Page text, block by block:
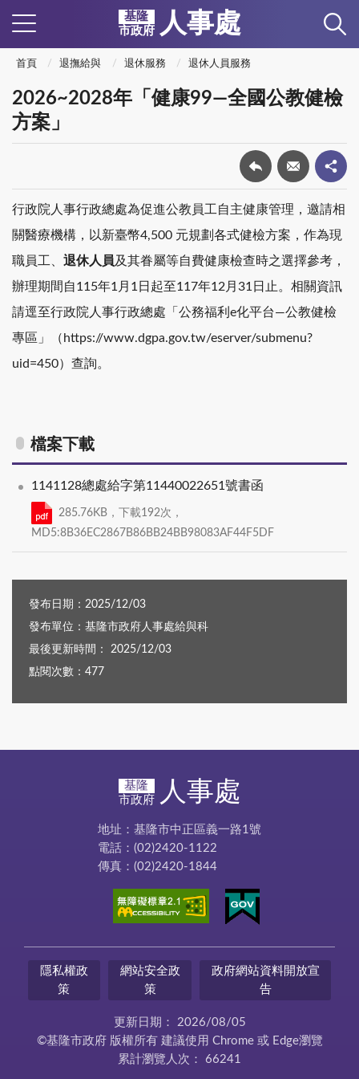
基隆
市政府
人事處
首頁 退撫給與 退休服務 退休人員服務
2026~2028年「健康99—全國公教健檢
方案」
行政院人事行政總處為促進公教員工自主健康管理，邀請相
關醫療機構，以新臺幣4,500 元規劃各式健檢方案，作為現
職員工、 退休人員及其眷屬等自費健康檢查時之選擇參考，
辦理期間自115年1月1日起至117年12月31日止。相關資訊
請逕至行政院人事行政總處「公務福利e化平台—公教健檢
專區」（https://www.dgpa.gov.tw/eserver/submenu?
uid=450）查詢。
檔案下載
1141128總處給字第11440022651號書函
285.76KB，下載192次，
MD5:8B36EC2867B86BB24BB98083AF44F5DF
發布日期：2025/12/03
發布單位：基隆市政府人事處給與科
最後更新時間： 2025/12/03
點閱次數：477
基隆
市政府
人事處
地址：基隆市中正區義一路1號
電話：(02)2420-1122
傳真：(02)2420-1844
隱私權政
策
網站安全政
策
政府網站資料開放宣
告
更新日期： 2026/08/05
©基隆市政府 版權所有 建議使用 Chrome 或 Edge瀏覽
累計瀏覽人次： 66241